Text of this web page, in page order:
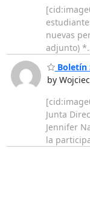
nuevas
adjunto) *
Boletín
by
Junta
Jennifer
la